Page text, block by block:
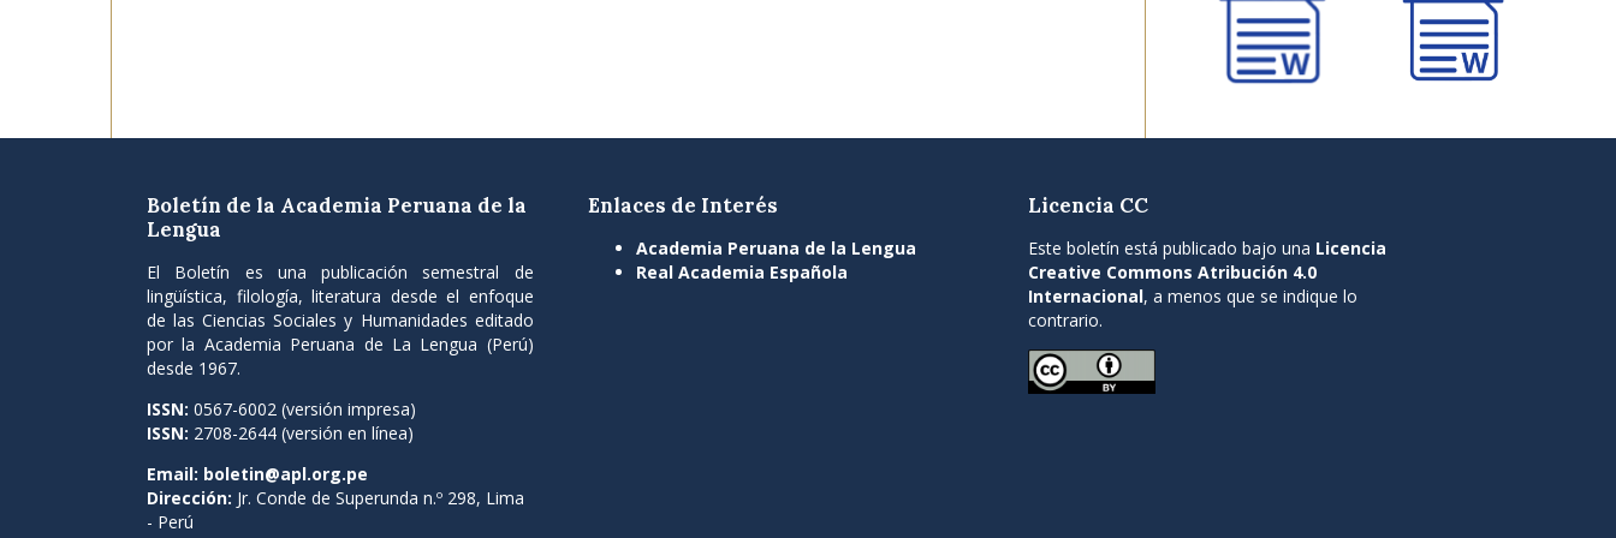
Boletín de la Academia Peruana de la
Lengua
El Boletín es una publicación semestral de
lingüística, filología, literatura desde el enfoque
de las Ciencias Sociales y Humanidades editado
por la Academia Peruana de La Lengua (Perú)
desde 1967.
ISSN: 0567-6002 (versión impresa)
ISSN: 2708-2644 (versión en línea)
Email: boletin@apl.org.pe
Dirección: Jr. Conde de Superunda n.º 298, Lima
- Perú
Enlaces de Interés
Academia Peruana de la Lengua
Real Academia Española
Licencia CC
Este boletín está publicado bajo una Licencia
Creative Commons Atribución 4.0
Internacional, a menos que se indique lo
contrario.